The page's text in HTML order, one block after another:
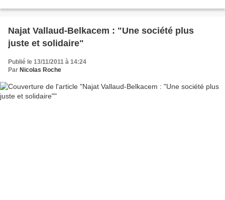
Najat Vallaud-Belkacem : "Une société plus
juste et solidaire"
Publié le 13/11/2011 à 14:24
Par Nicolas Roche